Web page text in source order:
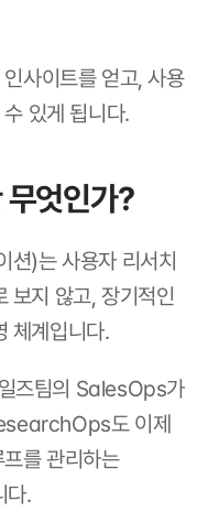
사이트를 얻고, 사용
있게 됩니다.
엇인가?
)는 사용자 리서치
보지 않고, 장기적인
체계입니다.
즈팀의 SalesOps가
도 이제
를 관리하는
다.